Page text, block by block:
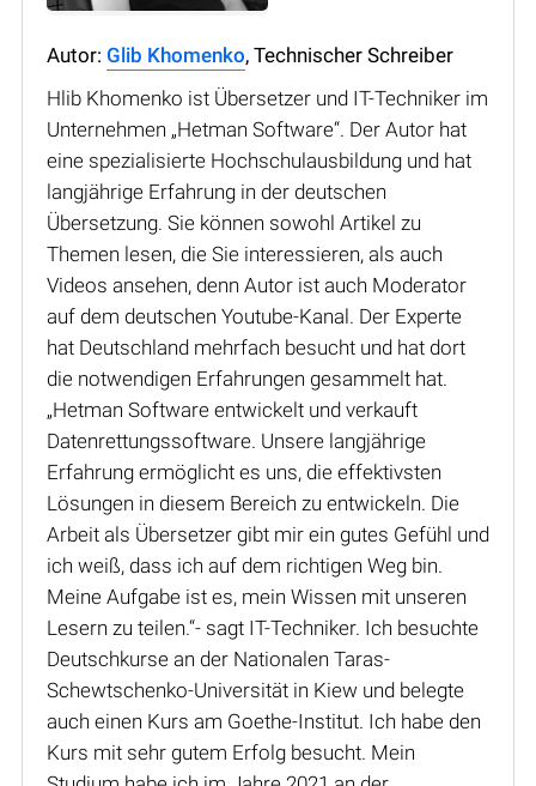
Autor: Glib Khomenko, Technischer Schreiber
Hlib Khomenko ist Übersetzer und IT-Techniker im
Unternehmen „Hetman Software“. Der Autor hat
eine spezialisierte Hochschulausbildung und hat
langjährige Erfahrung in der deutschen
Übersetzung. Sie können sowohl Artikel zu
Themen lesen, die Sie interessieren, als auch
Videos ansehen, denn Autor ist auch Moderator
auf dem deutschen Youtube-Kanal. Der Experte
hat Deutschland mehrfach besucht und hat dort
die notwendigen Erfahrungen gesammelt hat.
„Hetman Software entwickelt und verkauft
Datenrettungssoftware. Unsere langjährige
Erfahrung ermöglicht es uns, die effektivsten
Lösungen in diesem Bereich zu entwickeln. Die
Arbeit als Übersetzer gibt mir ein gutes Gefühl und
ich weiß, dass ich auf dem richtigen Weg bin.
Meine Aufgabe ist es, mein Wissen mit unseren
Lesern zu teilen.“- sagt IT-Techniker. Ich besuchte
Deutschkurse an der Nationalen Taras-
Schewtschenko-Universität in Kiew und belegte
auch einen Kurs am Goethe-Institut. Ich habe den
Kurs mit sehr gutem Erfolg besucht. Mein